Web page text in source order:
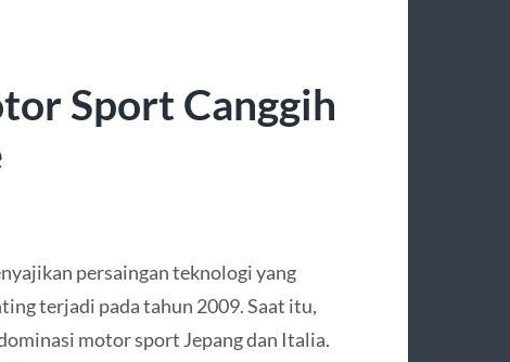
Sport Canggih
persaingan teknologi yang
terjadi pada tahun 2009. Saat itu,
motor sport Jepang dan Italia.